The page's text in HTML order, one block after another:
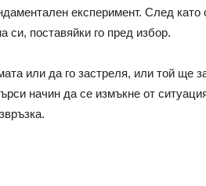
експеримент. След като
поставяйки го пред избор.
или да го застреля, или той ще
начин да се измъкне от